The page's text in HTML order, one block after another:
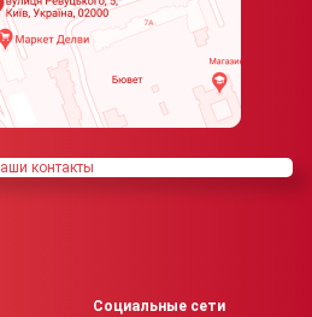
контакты
Социальные сети